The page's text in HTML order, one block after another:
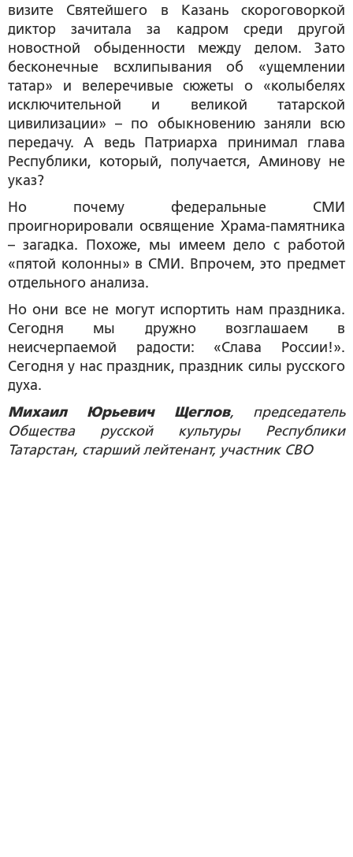
визите Святейшего в Казань скороговоркой
диктор зачитала за кадром среди другой
новостной обыденности между делом. Зато
бесконечные всхлипывания об «ущемлении
татар» и велеречивые сюжеты о «колыбелях
исключительной и великой татарской
цивилизации» – по обыкновению заняли всю
передачу. А ведь Патриарха принимал глава
Республики, который, получается, Аминову не
указ?
Но почему федеральные СМИ
проигнорировали освящение Храма-памятника
– загадка. Похоже, мы имеем дело с работой
«пятой колонны» в СМИ. Впрочем, это предмет
отдельного анализа.
Но они все не могут испортить нам праздника.
Сегодня мы дружно возглашаем в
неисчерпаемой радости: «Слава России!».
Сегодня у нас праздник, праздник силы русского
духа.
Михаил Юрьевич Щеглов, председатель
Общества русской культуры Республики
Татарстан, старший лейтенант, участник СВО